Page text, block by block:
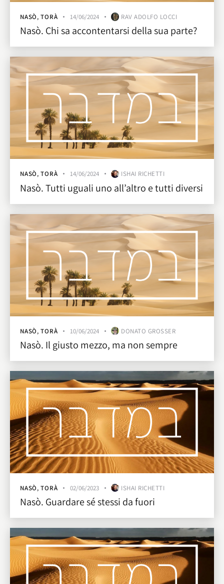
NASÒ,TORÀ 14/06/2024 RAV ADOLFO LOCCI
Nasò. Chi sa accontentarsi della sua parte?
NASÒ,TORÀ 14/06/2024 ISHAI RICHETTI
Nasò. Tutti uguali uno all’altro e tutti diversi
NASÒ,TORÀ 10/06/2024 DONATO GROSSER
Nasò. Il giusto mezzo, ma non sempre
NASÒ,TORÀ 02/06/2023 ISHAI RICHETTI
Nasò. Guardare sé stessi da fuori